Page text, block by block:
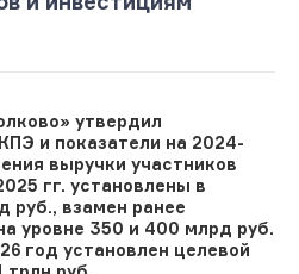
утвердил
и показатели на 2024-
выручки участников
гг. установлены в
руб., взамен ранее
уровне 350 и 400 млрд руб.
год установлен целевой